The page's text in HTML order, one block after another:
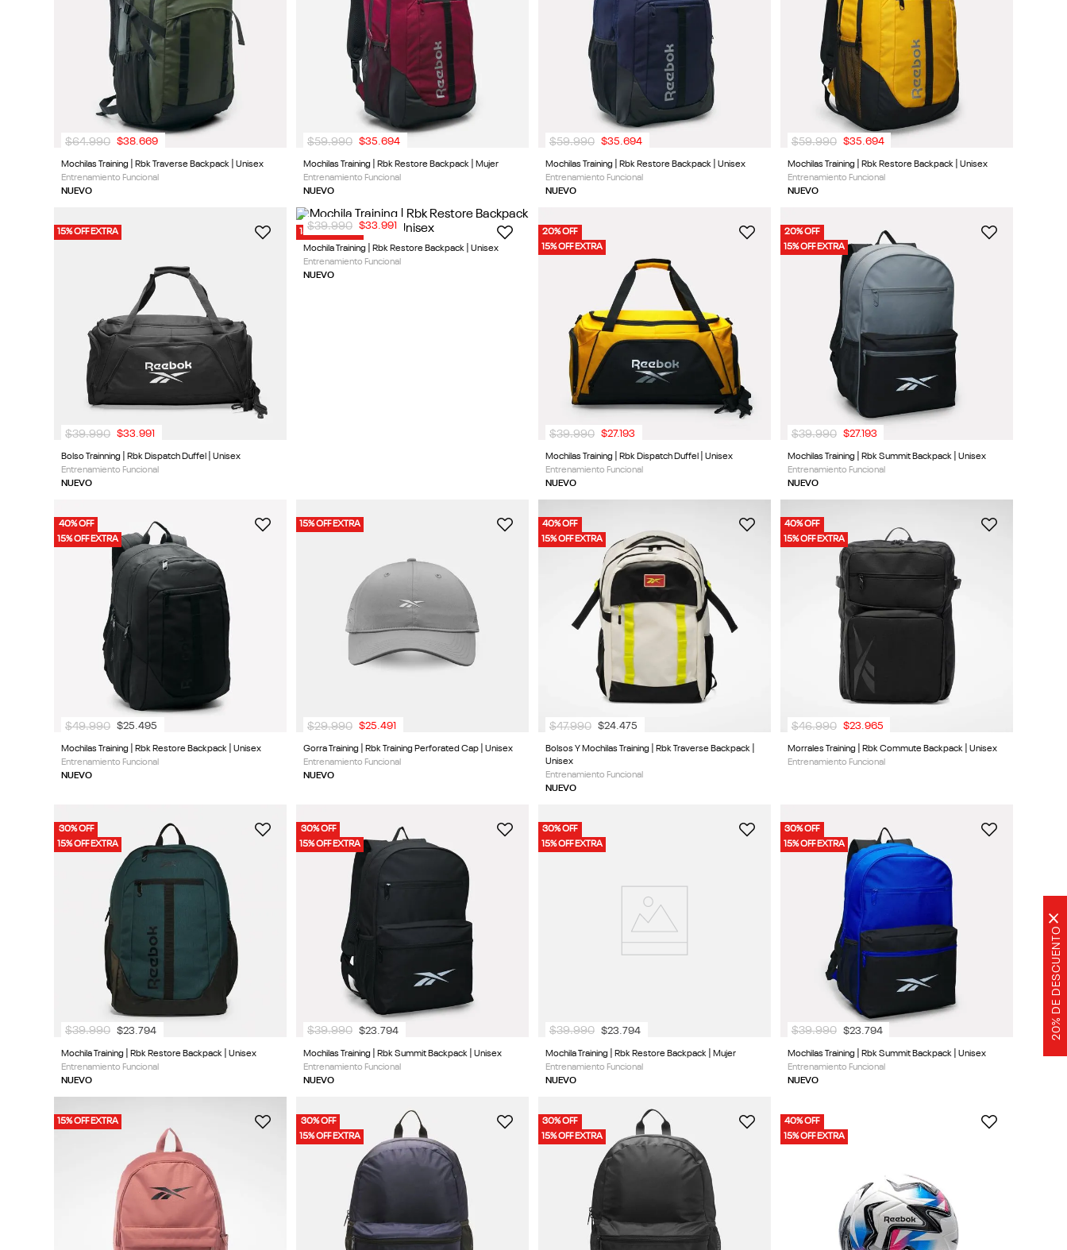
20% DE DESCUENTO
×
Mochilas Training | Rbk Traverse Backpack | Unisex
Entrenamiento Funcional
NUEVO
$64.990 $38.669
Mochilas Training | Rbk Restore Backpack | Mujer
Entrenamiento Funcional
NUEVO
$59.990 $35.694
Mochilas Training | Rbk Restore Backpack | Unisex
Entrenamiento Funcional
NUEVO
$59.990 $35.694
Mochilas Training | Rbk Restore Backpack | Unisex
Entrenamiento Funcional
NUEVO
$59.990 $35.694
15% OFF EXTRA
Bolso Trainning | Rbk Dispatch Duffel | Unisex
Entrenamiento Funcional
NUEVO
$39.990 $33.991
15% OFF EXTRA
Mochila Training | Rbk Restore Backpack | Unisex
Entrenamiento Funcional
NUEVO
$39.990 $33.991
20% OFF
15% OFF EXTRA
Mochilas Training | Rbk Dispatch Duffel | Unisex
Entrenamiento Funcional
NUEVO
$39.990 $27.193
20% OFF
15% OFF EXTRA
Mochilas Training | Rbk Summit Backpack | Unisex
Entrenamiento Funcional
NUEVO
$39.990 $27.193
40% OFF
15% OFF EXTRA
Mochilas Training | Rbk Restore Backpack | Unisex
Entrenamiento Funcional
NUEVO
$49.990 $25.495
15% OFF EXTRA
Gorra Training | Rbk Training Perforated Cap | Unisex
Entrenamiento Funcional
NUEVO
$29.990 $25.491
40% OFF
15% OFF EXTRA
Bolsos Y Mochilas Training | Rbk Traverse Backpack |
Unisex
Entrenamiento Funcional
NUEVO
$47.990 $24.475
40% OFF
15% OFF EXTRA
Morrales Training | Rbk Commute Backpack | Unisex
Entrenamiento Funcional
$46.990 $23.965
30% OFF
15% OFF EXTRA
Mochila Training | Rbk Restore Backpack | Unisex
Entrenamiento Funcional
NUEVO
$39.990 $23.794
30% OFF
15% OFF EXTRA
Mochilas Training | Rbk Summit Backpack | Unisex
Entrenamiento Funcional
NUEVO
$39.990 $23.794
30% OFF
15% OFF EXTRA
Mochila Training | Rbk Restore Backpack | Mujer
Entrenamiento Funcional
NUEVO
$39.990 $23.794
30% OFF
15% OFF EXTRA
Mochilas Training | Rbk Summit Backpack | Unisex
Entrenamiento Funcional
NUEVO
$39.990 $23.794
15% OFF EXTRA
30% OFF
15% OFF EXTRA
30% OFF
15% OFF EXTRA
40% OFF
15% OFF EXTRA
10
nano x